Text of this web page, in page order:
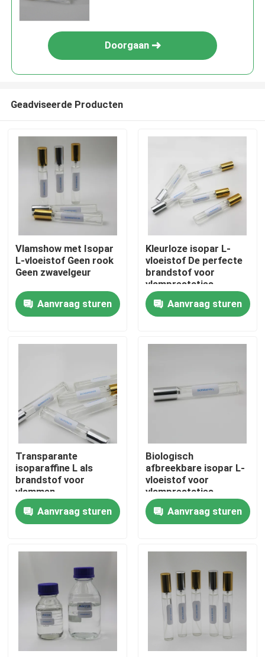
Huis
video's
Ongeveer ons
Fabrieksreis
Kwaliteitscontrole
Gevallen
Isoparaffinvloeistof
Doorgaan
Geadviseerde Producten
Vlamshow met Isopar
L-vloeistof Geen rook
Geen zwavelgeur
Aanvraag sturen
Kleurloze isopar L-
vloeistof De perfecte
brandstof voor
vlamprestaties
Aanvraag sturen
Transparante
isoparaffine L als
brandstof voor
vlammen
Aanvraag sturen
Biologisch
afbreekbare isopar L-
vloeistof voor
vlamprestaties
Aanvraag sturen